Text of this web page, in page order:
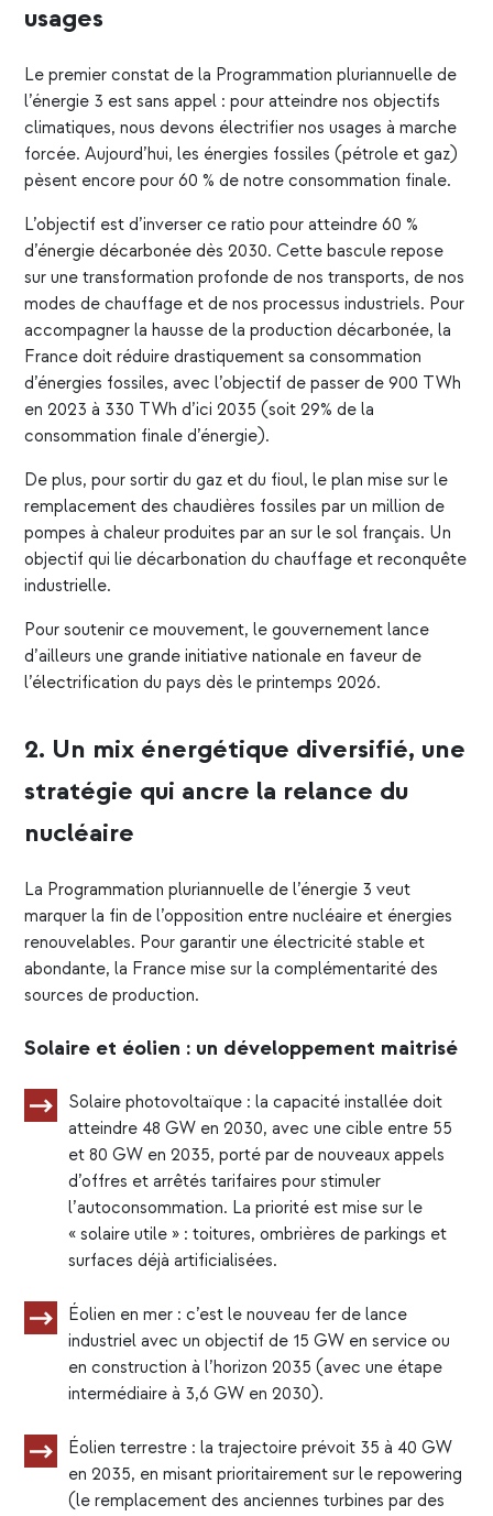
usages
Le premier constat de la Programmation pluriannuelle de
l’énergie 3 est sans appel : pour atteindre nos objectifs
climatiques, nous devons électrifier nos usages à marche
forcée. Aujourd’hui, les énergies fossiles (pétrole et gaz)
pèsent encore pour 60 % de notre consommation finale.
L’objectif est d’inverser ce ratio pour atteindre60 %
d’énergie décarbonée dès 2030. Cette bascule repose
sur une transformation profonde de nos transports, de nos
modes de chauffage et de nos processus industriels. Pour
accompagner la hausse de la production décarbonée, la
France doit réduire drastiquement sa consommation
d’énergies fossiles, avec l’objectif de passer de 900 TWh
en 2023 à 330 TWh d’ici 2035 (soit 29% de la
consommation finale d’énergie).
De plus, pour sortir du gaz et du fioul, le plan mise sur le
remplacement des chaudières fossiles par un million de
pompes à chaleur produites par an sur le sol français. Un
objectif qui lie décarbonation du chauffage et reconquête
industrielle.
Pour soutenir ce mouvement, le gouvernement lance
d’ailleurs une grandeinitiative nationale en faveur de
l’électrification du pays dès le printemps 2026.
2. Un mix énergétique diversifié, une
stratégie qui ancre la relance du
nucléaire
La Programmation pluriannuelle de l’énergie 3 veut
marquer la fin de l’opposition entre nucléaire et énergies
renouvelables. Pour garantir une électricité stable et
abondante, la France mise sur la complémentarité des
sources de production.
Solaire et éolien : un développement maitrisé
Solaire photovoltaïque : la capacité installée doit
atteindre 48 GW en 2030, avec une cible entre 55
et 80 GW en 2035, porté par de nouveaux appels
d’offres et arrêtés tarifaires pour stimuler
l’autoconsommation. La priorité est mise sur le
« solaire utile » : toitures, ombrières de parkings et
surfaces déjà artificialisées.
Éolien en mer : c’est le nouveau fer de lance
industriel avec un objectif de 15 GW en service ou
en construction à l’horizon 2035 (avec une étape
intermédiaire à 3,6 GW en 2030).
Éolien terrestre : la trajectoire prévoit 35 à 40 GW
en 2035, en misant prioritairement sur le repowering
(le remplacement des anciennes turbines par des